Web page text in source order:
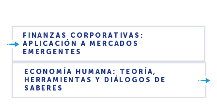
FINANZAS CORPORATIVAS:
APLICACIÓN A MERCADOS
EMERGENTES
ECONOMÍA HUMANA: TEORÍA,
HERRAMIENTAS Y DIÁLOGOS DE
SABERES